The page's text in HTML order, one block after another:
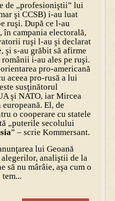
de „profesioniştii” lui
şi CCSB) i-au luat
ruşi. După ce l-au
în campania electorală,
ruşi l-au şi declarat
şi s-au grăbit să afirme
i-au ales pe ruşi.
pro-americană
aceea pro-rusă a lui
susţinătorul
şi NATO, iar Mircea
El, de
o cooperare cu statele
„puterile secolului
” – scrie Kommersant.
lui Geoană
analiştii de la
să nu mârâie, aşa cum o